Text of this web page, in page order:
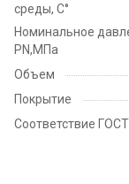
среды, С°
Номинальное
PN,МПа
Объем
Покрытие
Соответствие ГОСТ